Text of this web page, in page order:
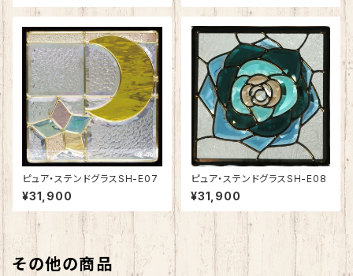
ピュア・ステンドグラスSH-E07
¥31,900
ピュア・ステンドグラスSH-E08
¥31,900
その他の商品